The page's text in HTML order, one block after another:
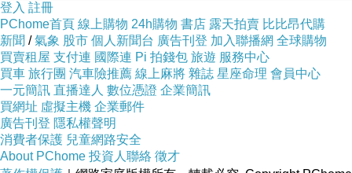
登入 註冊
PChome首頁 線上購物 24h購物 書店 露天拍賣 比比昂代購
新聞 /氣象 股市 個人新聞台 廣告刊登 加入聯播網 全球購物
買賣租屋 支付連 國際連 Pi 拍錢包 旅遊 服務中心
買車 旅行團 汽車險推薦 線上麻將 雜誌 星座命理 會員中心
一元簡訊 直播達人 數位憑證 企業簡訊
買網址 虛擬主機 企業郵件
廣告刊登 隱私權聲明
消費者保護 兒童網路安全
About PChome 投資人聯絡 徵才